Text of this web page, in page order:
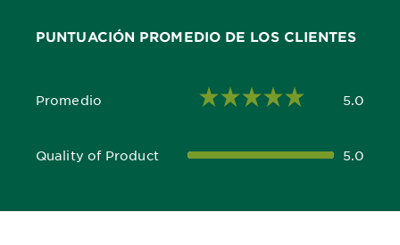
PUNTUACIÓN PROMEDIO DE LOS CLIENTES
Promedio
5.0 out of 5 stars 5.0
Quality of Product
5.0 out of 5 stars 5.0